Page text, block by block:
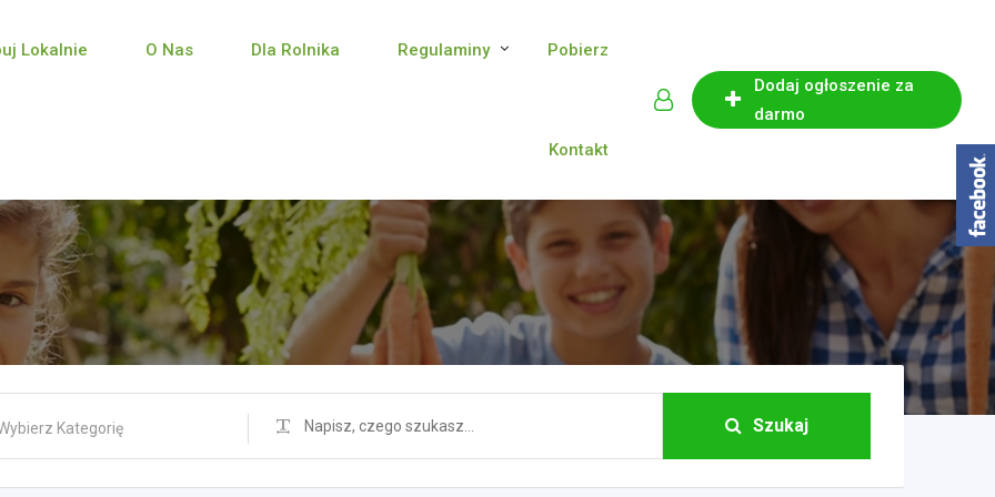
Lokalnie O Nas Dla Rolnika Regulaminy Pobierz
Kontakt
Dodaj ogłoszenie za
darmo
Kategorię Szukaj